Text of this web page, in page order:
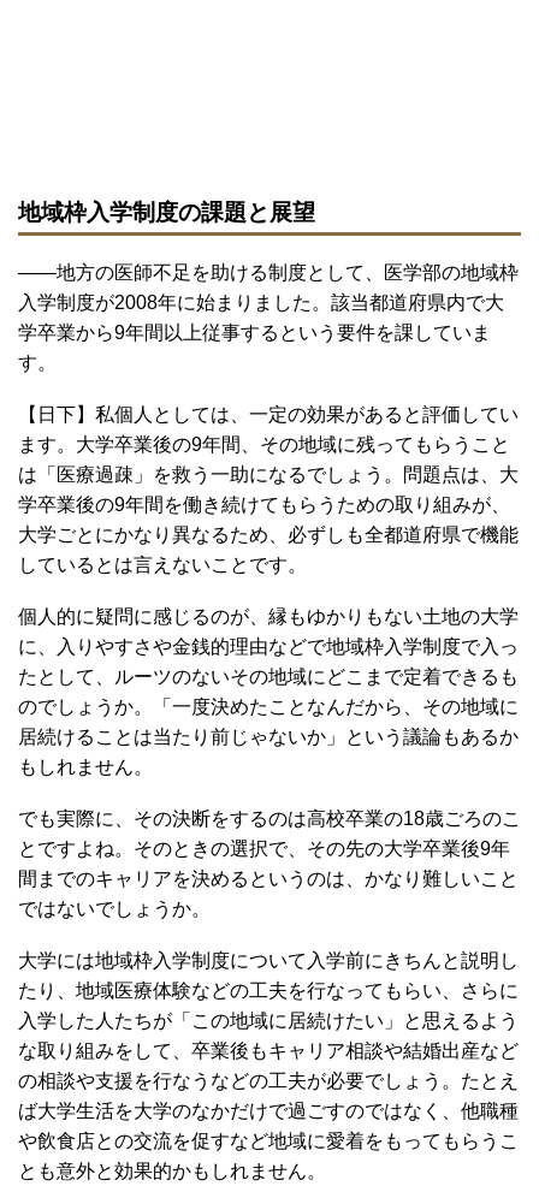
地域枠入学制度の課題と展望
――地方の医師不足を助ける制度として、医学部の地域枠
入学制度が2008年に始まりました。該当都道府県内で大
学卒業から9年間以上従事するという要件を課していま
す。
【日下】私個人としては、一定の効果があると評価してい
ます。大学卒業後の9年間、その地域に残ってもらうこと
は「医療過疎」を救う一助になるでしょう。問題点は、大
学卒業後の9年間を働き続けてもらうための取り組みが、
大学ごとにかなり異なるため、必ずしも全都道府県で機能
しているとは言えないことです。
個人的に疑問に感じるのが、縁もゆかりもない土地の大学
に、入りやすさや金銭的理由などで地域枠入学制度で入っ
たとして、ルーツのないその地域にどこまで定着できるも
のでしょうか。「一度決めたことなんだから、その地域に
居続けることは当たり前じゃないか」という議論もあるか
もしれません。
でも実際に、その決断をするのは高校卒業の18歳ごろのこ
とですよね。そのときの選択で、その先の大学卒業後9年
間までのキャリアを決めるというのは、かなり難しいこと
ではないでしょうか。
大学には地域枠入学制度について入学前にきちんと説明し
たり、地域医療体験などの工夫を行なってもらい、さらに
入学した人たちが「この地域に居続けたい」と思えるよう
な取り組みをして、卒業後もキャリア相談や結婚出産など
の相談や支援を行なうなどの工夫が必要でしょう。たとえ
ば大学生活を大学のなかだけで過ごすのではなく、他職種
や飲食店との交流を促すなど地域に愛着をもってもらうこ
とも意外と効果的かもしれません。